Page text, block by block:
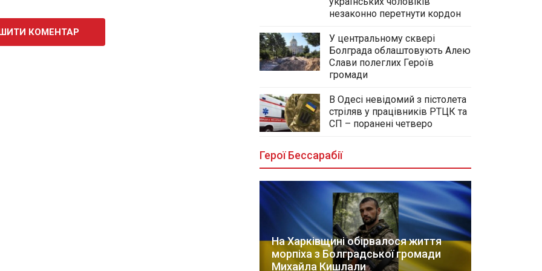
КОМЕНТАР
незаконно перетнути кордон
У центральному сквері
Болграда облаштовують Алею
Слави полеглих Героїв
громади
В Одесі невідомий з пістолета
стріляв у працівників РТЦК та
СП – поранені четверо
Герої Бессарабії
На Харківщині обірвалося життя
морпіха з Болградської громади
Михайла Кишлали